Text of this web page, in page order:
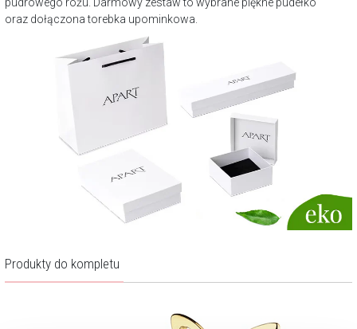
oraz dołączona torebka upominkowa.
Produkty do kompletu